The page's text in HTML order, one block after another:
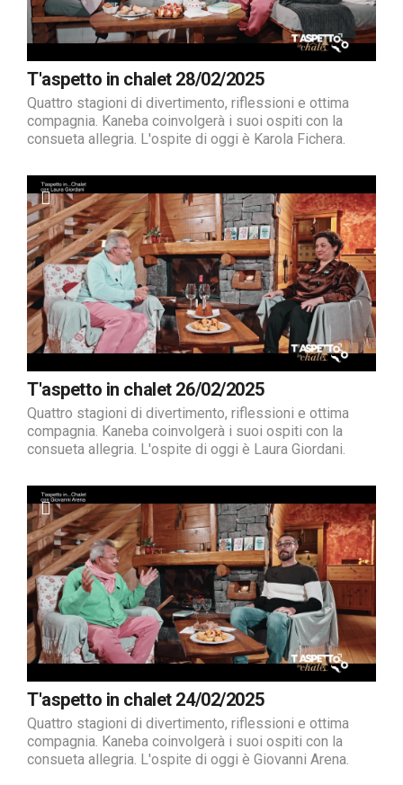
T'aspetto in chalet 28/02/2025
Quattro stagioni di divertimento, riflessioni e ottima
compagnia. Kaneba coinvolgerà i suoi ospiti con la
consueta allegria. L'ospite di oggi è Karola Fichera.
T'aspetto in chalet 26/02/2025
Quattro stagioni di divertimento, riflessioni e ottima
compagnia. Kaneba coinvolgerà i suoi ospiti con la
consueta allegria. L'ospite di oggi è Laura Giordani.
T'aspetto in chalet 24/02/2025
Quattro stagioni di divertimento, riflessioni e ottima
compagnia. Kaneba coinvolgerà i suoi ospiti con la
consueta allegria. L'ospite di oggi è Giovanni Arena.